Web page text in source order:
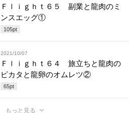
Ｆｌｉｇｈｔ６５ 副業と龍肉のミ
ンスエッグ①
105pt
2021/10/07
Ｆｌｉｇｈｔ６４ 旅立ちと龍肉の
ピカタと龍卵のオムレツ②
65pt
もっと見る